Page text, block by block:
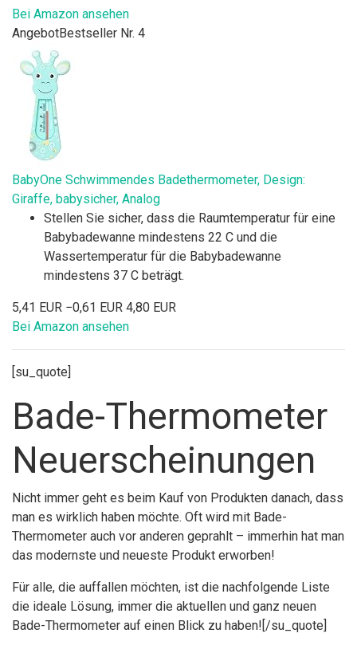
Bei Amazon ansehen
AngebotBestseller Nr. 4
BabyOne Schwimmendes Badethermometer, Design:
Giraffe, babysicher, Analog
Stellen Sie sicher, dass die Raumtemperatur für eine
Babybadewanne mindestens 22 C und die
Wassertemperatur für die Babybadewanne
mindestens 37 C beträgt.
5,41 EUR −0,61 EUR 4,80 EUR
Bei Amazon ansehen
[su_quote]
Bade-Thermometer
Neuerscheinungen
Nicht immer geht es beim Kauf von Produkten danach, dass
man es wirklich haben möchte. Oft wird mit Bade-
Thermometer auch vor anderen geprahlt – immerhin hat man
das modernste und neueste Produkt erworben!
Für alle, die auffallen möchten, ist die nachfolgende Liste
die ideale Lösung, immer die aktuellen und ganz neuen
Bade-Thermometer auf einen Blick zu haben![/su_quote]